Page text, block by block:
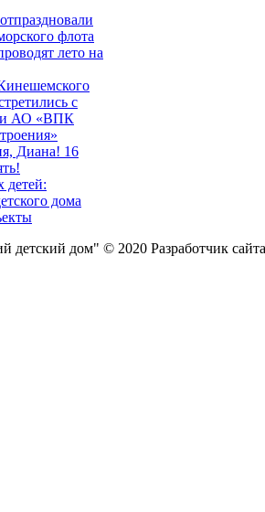
флота
лето на
с
АО «ВПК
Диана! 16
детей:
дома
детский дом" © 2020 Разработчик